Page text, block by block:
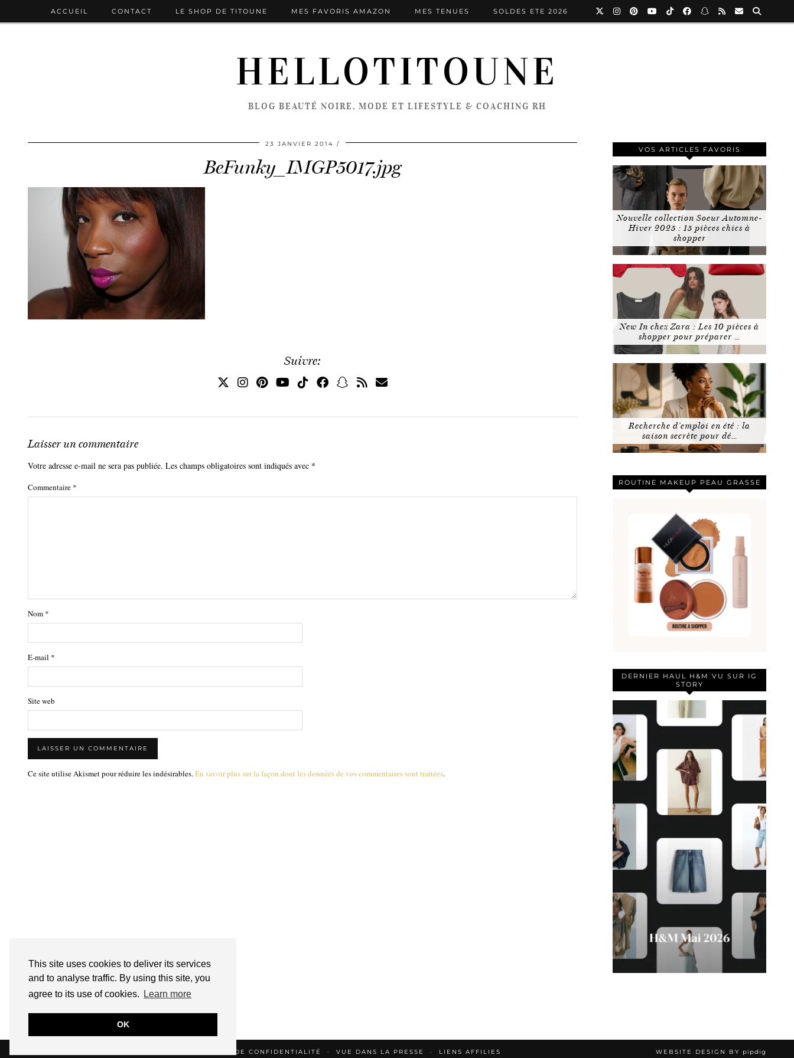
This site uses cookies to deliver its services
and to analyse traffic. By using this site, you
agree to its use of cookies.
Learn more
OK
HELLOTITOUNE
BLOG BEAUTÉ NOIRE, MODE ET LIFESTYLE & COACHING RH
ACCUEIL CONTACT LE SHOP DE TITOUNE MES FAVORIS AMAZON MES TENUES SOLDES ETE 2026
23 JANVIER 2014
BeFunky_IMGP5017.jpg
Suivre:
Laisser un commentaire
Votre adresse e-mail ne sera pas publiée. Les champs obligatoires sont indiqués avec *
Commentaire *
Nom *
E-mail *
Site web
Ce site utilise Akismet pour réduire les indésirables. En savoir plus sur la façon dont les données de vos commentaires sont traitées.
VOS ARTICLES FAVORIS
Nouvelle collection Soeur Automne-
Hiver 2025 : 15 pièces chics à
shopper
New In chez Zara : Les 10 pièces à
shopper pour préparer …
Recherche d’emploi en été : la
saison secrète pour dé…
ROUTINE MAKEUP PEAU GRASSE
DERNIER HAUL H&M VU SUR IG
STORY
POLITIQUE DE CONFIDENTIALITÉ VUE DANS LA PRESSE LIENS AFFILIES WEBSITE DESIGN BY pipdig